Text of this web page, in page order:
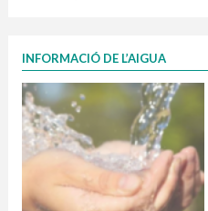
INFORMACIÓ DE L’AIGUA